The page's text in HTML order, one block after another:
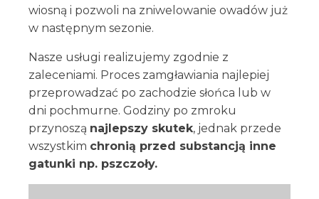
wiosną i pozwoli na zniwelowanie owadów już
w następnym sezonie.
Nasze usługi realizujemy zgodnie z
zaleceniami. Proces zamgławiania najlepiej
przeprowadzać po zachodzie słońca lub w
dni pochmurne. Godziny po zmroku
przynoszą najlepszy skutek, jednak przede
wszystkim chronią przed substancją inne
gatunki np. pszczoły.